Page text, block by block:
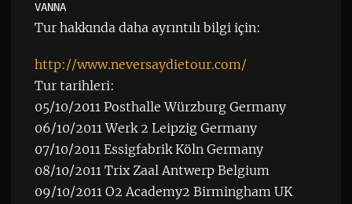
VANNA
Tur hakkında daha ayrıntılı bilgi için:
http://www.neversaydietour.com/
Tur tarihleri:
05/10/2011 Posthalle Würzburg Germany
06/10/2011 Werk 2 Leipzig Germany
07/10/2011 Essigfabrik Köln Germany
08/10/2011 Trix Zaal Antwerp Belgium
09/10/2011 O2 Academy2 Birmingham UK